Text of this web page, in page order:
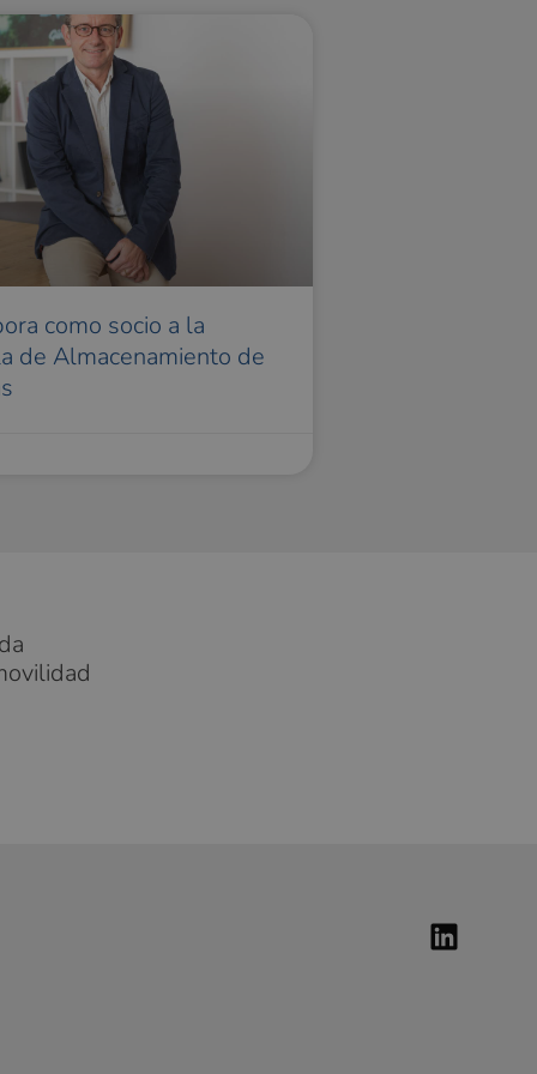
como socio a la
de Almacenamiento de